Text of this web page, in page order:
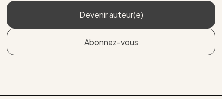
Devenir auteur(e)
Abonnez-vous